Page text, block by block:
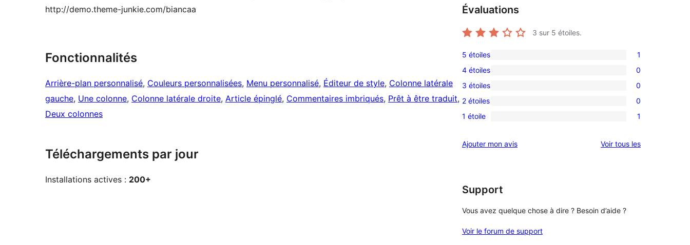
http://demo.theme-junkie.com/biancaa
Fonctionnalités
Arrière-plan personnalisé, Couleurs personnalisées, Menu personnalisé, Éditeur de style, Colonne latérale
gauche, Une colonne, Colonne latérale droite, Article épinglé, Commentaires imbriqués, Prêt à être traduit
Deux colonnes
Téléchargements par jour
Installations actives : 200+
Évaluations
3 sur 5 étoiles.
1
avis
à
5
étoile
5 étoiles 1
0
avis
à
4
4 étoiles 0
0
avis
à
étoile
3 étoiles 0
0
avis
2
2 étoiles 0
1
à
1 étoile 1
Ajouter mon avis Voir tous lesavis
Support
Vous avez quelque chose à dire ? Besoin d’aide ?
Voir le forum de support